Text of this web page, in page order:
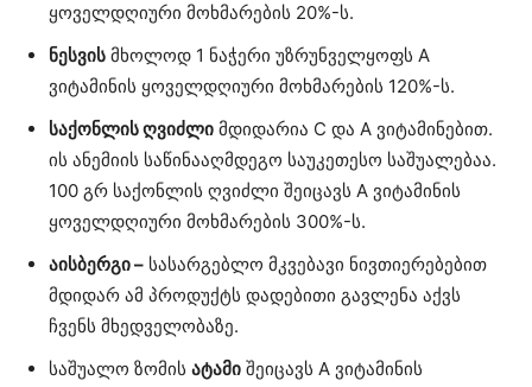
ყოველდღიური მოხმარების 20%-ს.
ნესვის მხოლოდ 1 ნაჭერი უზრუნველყოფს A
ვიტამინის ყოველდღიური მოხმარების 120%-ს.
საქონლის ღვიძლი მდიდარია C და A ვიტამინებით.
ის ანემიის საწინააღმდეგო საუკეთესო საშუალებაა.
100 გრ საქონლის ღვიძლი შეიცავს A ვიტამინის
ყოველდღიური მოხმარების 300%-ს.
აისბერგი – სასარგებლო მკვებავი ნივთიერებებით
მდიდარ ამ პროდუქტს დადებითი გავლენა აქვს
ჩვენს მხედველობაზე.
საშუალო ზომის ატამი შეიცავს A ვიტამინის